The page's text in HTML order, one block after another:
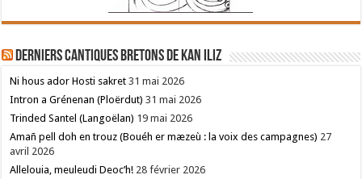
Derniers cantiques bretons de Kan Iliz
Ni hous ador Hosti sakret 31 mai 2026
Intron a Grénenan (Ploërdut) 31 mai 2026
Trinded Santel (Langoëlan) 19 mai 2026
Amañ pell doh en trouz (Bouéh er mæzeù : la voix des campagnes) 27
avril 2026
Allelouia, meuleudi Deoc’h! 28 février 2026